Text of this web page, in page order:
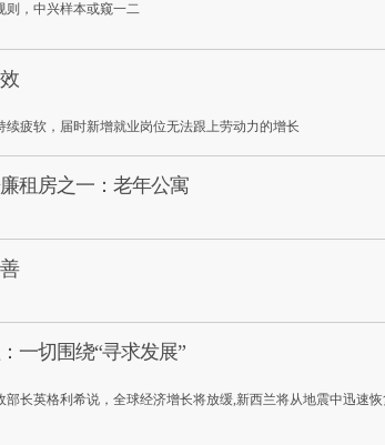
则，中兴样本或窥一二
续疲软，届时新增就业岗位无法跟上劳动力的增长
租房之一：老年公寓
一切围绕“寻求发展”
部长英格利希说，全球经济增长将放缓,新西兰将从地震中迅速